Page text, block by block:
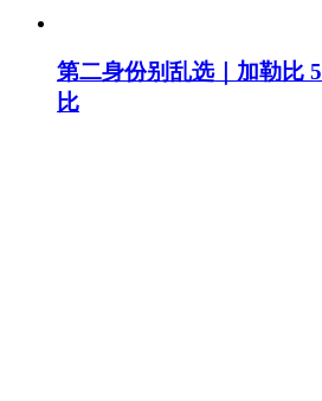
第二身份别乱选｜加勒比
比